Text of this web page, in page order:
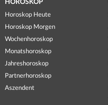
HOROSKOP
Horoskop Heute
Horoskop Morgen
Wochenhoroskop
Monatshoroskop
Jahreshoroskop
Partnerhoroskop
Aszendent